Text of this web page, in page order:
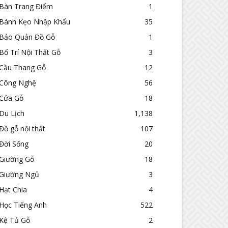
Trang Điểm
1
Kẹo Nhập Khẩu
35
Quản Đồ Gỗ
1
Trí Nội Thất Gỗ
3
Thang Gỗ
12
Nghệ
56
Gỗ
18
Lịch
1,138
gỗ nội thất
107
Sống
20
Gỗ
18
Ngủ
3
Chia
4
Tiếng Anh
522
Tủ Gỗ
2